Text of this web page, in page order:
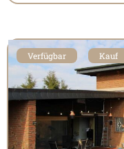
Verfügbar Kauf